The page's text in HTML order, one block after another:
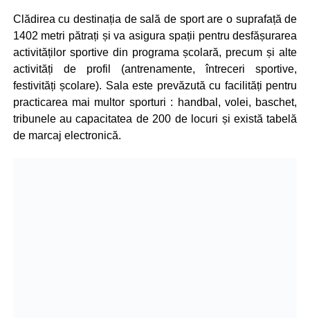
Clădirea cu destinația de sală de sport are o suprafață de
1402 metri pătrați și va asigura spații pentru desfășurarea
activităților sportive din programa școlară, precum și alte
activități de profil (antrenamente, întreceri sportive,
festivități școlare). Sala este prevăzută cu facilități pentru
practicarea mai multor sporturi : handbal, volei, baschet,
tribunele au capacitatea de 200 de locuri și există tabelă
de marcaj electronică.